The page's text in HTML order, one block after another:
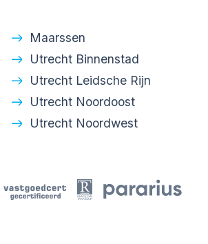
Maarssen
Utrecht Binnenstad
Utrecht Leidsche Rijn
Utrecht Noordoost
Utrecht Noordwest